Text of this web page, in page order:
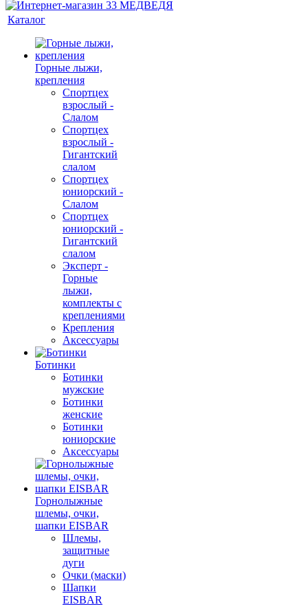
Каталог
Горные лыжи,
крепления
Спортцех
взрослый -
Слалом
Спортцех
взрослый -
Гигантский
слалом
Спортцех
юниорский -
Слалом
Спортцех
юниорский -
Гигантский
слалом
Эксперт -
Горные
лыжи,
комплекты с
креплениями
Крепления
Аксессуары
Ботинки
Ботинки
мужские
Ботинки
женские
Ботинки
юниорские
Аксессуары
Горнолыжные
шлемы, очки,
шапки EISBAR
Шлемы,
защитные
дуги
Очки (маски)
Шапки
EISBAR